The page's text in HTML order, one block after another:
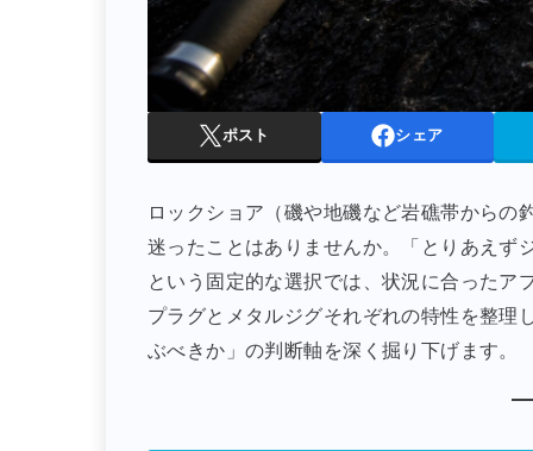
ポスト シェア
ロックショア（磯や地磯など岩礁帯からの
迷ったことはありませんか。「とりあえず
という固定的な選択では、状況に合ったア
プラグとメタルジグそれぞれの特性を整理
ぶべきか」の判断軸を深く掘り下げます。